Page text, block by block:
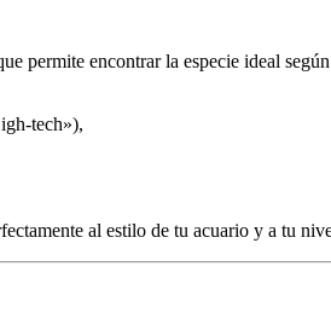
permite encontrar la especie ideal
tech»),
al estilo de tu acuario y a tu